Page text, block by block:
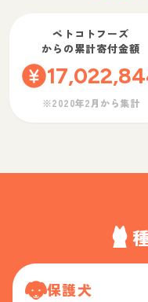
ペトコトフーズ
からの累計寄付金額
※2020年2月から集計
保護犬